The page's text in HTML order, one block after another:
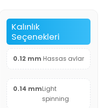
Kalınlık
Seçenekleri
0.12 mm Hassas avlar
0.14 mmLight
spinning